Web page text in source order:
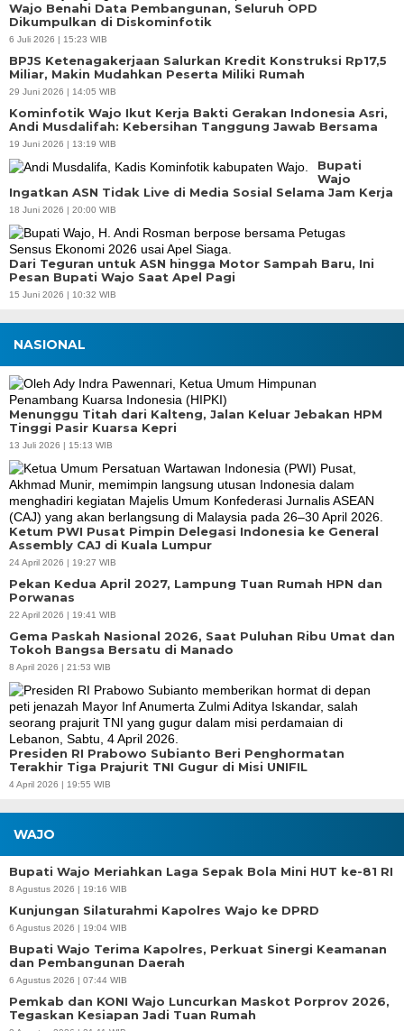
Wajo Benahi Data Pembangunan, Seluruh OPD
Dikumpulkan di Diskominfotik
6 Juli 2026 | 15:23 WIB
BPJS Ketenagakerjaan Salurkan Kredit Konstruksi Rp17,5
Miliar, Makin Mudahkan Peserta Miliki Rumah
29 Juni 2026 | 14:05 WIB
Kominfotik Wajo Ikut Kerja Bakti Gerakan Indonesia Asri,
Andi Musdalifah: Kebersihan Tanggung Jawab Bersama
19 Juni 2026 | 13:19 WIB
Bupati
Wajo
Ingatkan ASN Tidak Live di Media Sosial Selama Jam Kerja
18 Juni 2026 | 20:00 WIB
Dari Teguran untuk ASN hingga Motor Sampah Baru, Ini
Pesan Bupati Wajo Saat Apel Pagi
15 Juni 2026 | 10:32 WIB
NASIONAL
Menunggu Titah dari Kalteng, Jalan Keluar Jebakan HPM
Tinggi Pasir Kuarsa Kepri
13 Juli 2026 | 15:13 WIB
Ketum PWI Pusat Pimpin Delegasi Indonesia ke General
Assembly CAJ di Kuala Lumpur
24 April 2026 | 19:27 WIB
Pekan Kedua April 2027, Lampung Tuan Rumah HPN dan
Porwanas
22 April 2026 | 19:41 WIB
Gema Paskah Nasional 2026, Saat Puluhan Ribu Umat dan
Tokoh Bangsa Bersatu di Manado
8 April 2026 | 21:53 WIB
Presiden RI Prabowo Subianto Beri Penghormatan
Terakhir Tiga Prajurit TNI Gugur di Misi UNIFIL
4 April 2026 | 19:55 WIB
WAJO
Bupati Wajo Meriahkan Laga Sepak Bola Mini HUT ke-81 RI
8 Agustus 2026 | 19:16 WIB
Kunjungan Silaturahmi Kapolres Wajo ke DPRD
6 Agustus 2026 | 19:04 WIB
Bupati Wajo Terima Kapolres, Perkuat Sinergi Keamanan
dan Pembangunan Daerah
6 Agustus 2026 | 07:44 WIB
Pemkab dan KONI Wajo Luncurkan Maskot Porprov 2026,
Tegaskan Kesiapan Jadi Tuan Rumah